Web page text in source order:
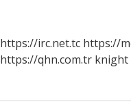
https://irc.net.tc https://
https://qhn.com.tr knight